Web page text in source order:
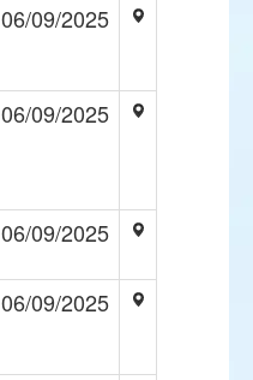
06/09/2025
06/09/2025
06/09/2025
06/09/2025